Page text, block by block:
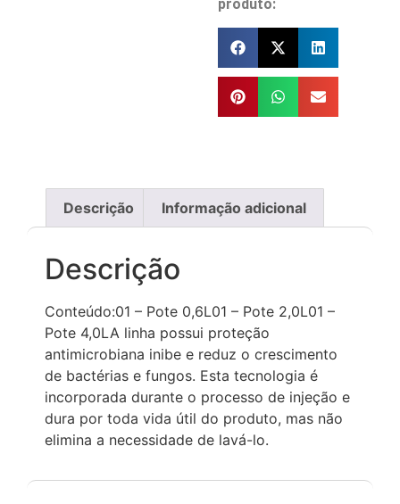
produto:
Descrição Informação adicional
Descrição
Conteúdo:01 – Pote 0,6L01 – Pote 2,0L01 –
Pote 4,0LA linha possui proteção
antimicrobiana inibe e reduz o crescimento
de bactérias e fungos. Esta tecnologia é
incorporada durante o processo de injeção e
dura por toda vida útil do produto, mas não
elimina a necessidade de lavá-lo.